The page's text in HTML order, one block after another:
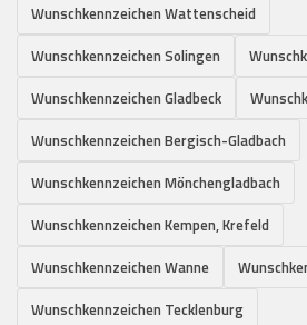
Wunschkennzeichen Wattenscheid
Wunschkennzeichen Solingen
Wunschkennzeichen Gladbeck
Wunschkennzeichen Bergisch-Gladbach
Wunschkennzeichen Mönchengladbach
Wunschkennzeichen Kempen, Krefeld
Wunschkennzeichen Wanne
Wunschkennzeichen Tecklenburg